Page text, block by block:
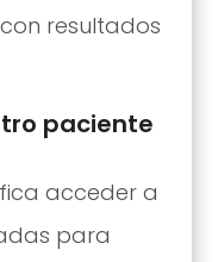
resultados
paciente
acceder a
para